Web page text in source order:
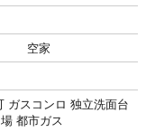
空家
ガスコンロ 独立洗面台
都市ガス